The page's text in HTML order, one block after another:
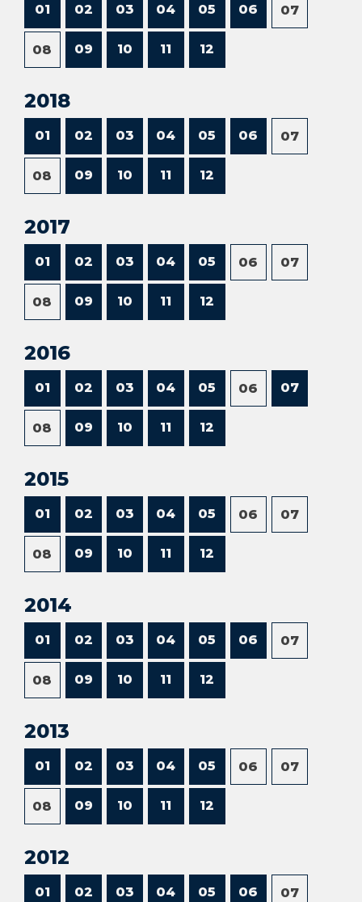
01 02 03 04 05 06 07
08 09 10 11 12
2018
01 02 03 04 05 06 07
08 09 10 11 12
2017
01 02 03 04 05 06 07
08 09 10 11 12
2016
01 02 03 04 05 06 07
08 09 10 11 12
2015
01 02 03 04 05 06 07
08 09 10 11 12
2014
01 02 03 04 05 06 07
08 09 10 11 12
2013
01 02 03 04 05 06 07
08 09 10 11 12
2012
01 02 03 04 05 06 07